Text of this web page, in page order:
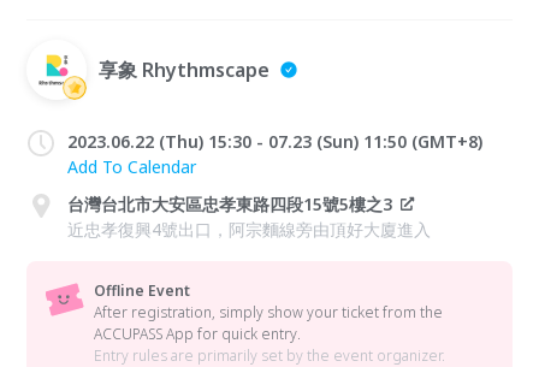
享象 Rhythmscape
2023.06.22 (Thu) 15:30 - 07.23 (Sun) 11:50 (GMT+8)
Add To Calendar
台灣台北市大安區忠孝東路四段15號5樓之3
近忠孝復興4號出口，阿宗麵線旁由頂好大廈進入
Offline Event
After registration, simply show your ticket from the
ACCUPASS App for quick entry.
Entry rules are primarily set by the event organizer.